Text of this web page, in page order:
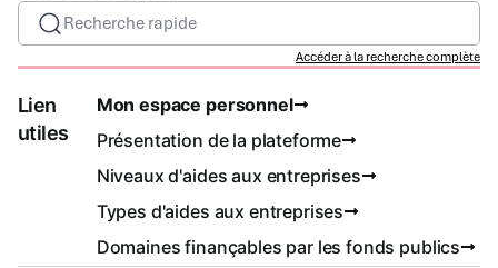
Recherche rapide
Accéder à la recherche complète
Lien
utiles
Mon espace personnel
Présentation de la plateforme
Niveaux d'aides aux entreprises
Types d'aides aux entreprises
Domaines finançables par les fonds publics